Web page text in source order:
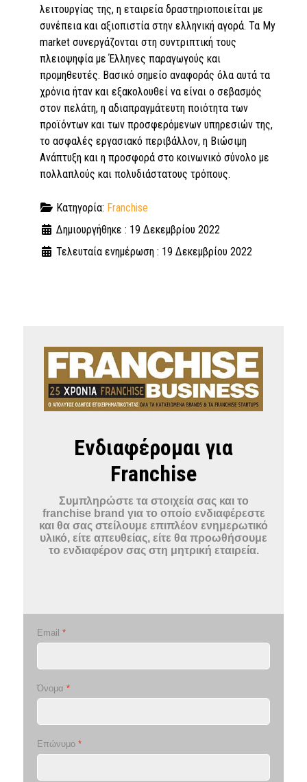
λειτουργίας της, η εταιρεία δραστηριοποιείται με
συνέπεια και αξιοπιστία στην ελληνική αγορά. Τα My
market συνεργάζονται στη συντριπτική τους
πλειοψηφία με Έλληνες παραγωγούς και
προμηθευτές. Βασικό σημείο αναφοράς όλα αυτά τα
χρόνια ήταν και εξακολουθεί να είναι ο σεβασμός
στον πελάτη, η αδιαπραγμάτευτη ποιότητα των
προϊόντων και των προσφερόμενων υπηρεσιών της,
το ασφαλές εργασιακό περιβάλλον, η Βιώσιμη
Ανάπτυξη και η προσφορά στο κοινωνικό σύνολο με
πολλαπλούς και πολυδιάστατους τρόπους.
Κατηγορία: Franchise
Δημιουργήθηκε : 19 Δεκεμβρίου 2022
Τελευταία ενημέρωση : 19 Δεκεμβρίου 2022
Ενδιαφέρομαι για
Franchise
Συμπληρώστε τα στοιχεία σας και το
franchise brand για το οποίο ενδιαφέρεστε
και θα σας στείλουμε επιπλέον ενημερωτικό
υλικό, είτε απευθείας, είτε θα προωθήσουμε
το ενδιαφέρον σας στη μητρική εταιρεία.
Email *
Όνομα *
Επώνυμο *